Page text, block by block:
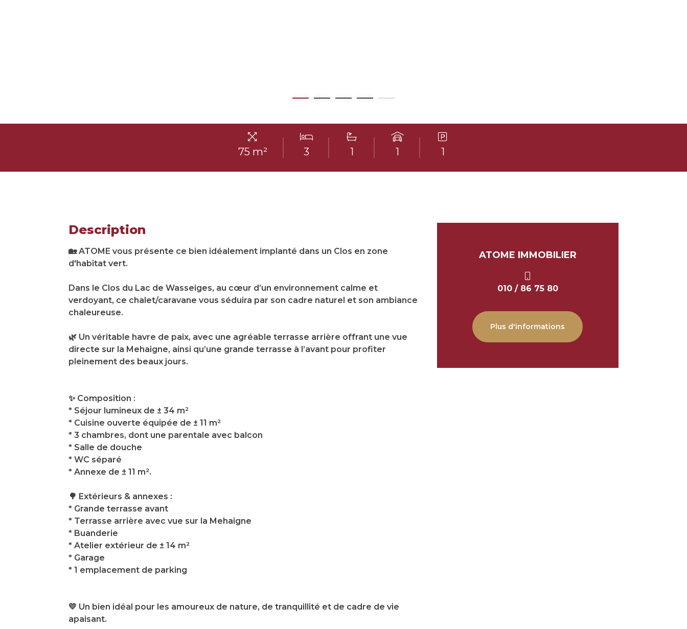
75 m² 3 1 1 1
Description
🏡 ATOME vous présente ce bien idéalement implanté dans un Clos en zone
d'habitat vert.
Dans le Clos du Lac de Wasseiges, au cœur d’un environnement calme et
verdoyant, ce chalet/caravane vous séduira par son cadre naturel et son ambiance
chaleureuse.
🌿 Un véritable havre de paix, avec une agréable terrasse arrière offrant une vue
directe sur la Mehaigne, ainsi qu’une grande terrasse à l’avant pour profiter
pleinement des beaux jours.
✨ Composition :
* Séjour lumineux de ± 34 m²
* Cuisine ouverte équipée de ± 11 m²
* 3 chambres, dont une parentale avec balcon
* Salle de douche
* WC séparé
* Annexe de ± 11 m².
🌳 Extérieurs & annexes :
* Grande terrasse avant
* Terrasse arrière avec vue sur la Mehaigne
* Buanderie
* Atelier extérieur de ± 14 m²
* Garage
* 1 emplacement de parking
💛 Un bien idéal pour les amoureux de nature, de tranquillité et de cadre de vie
apaisant.
ATOME IMMOBILIER
010 / 86 75 80
Plus d'informations